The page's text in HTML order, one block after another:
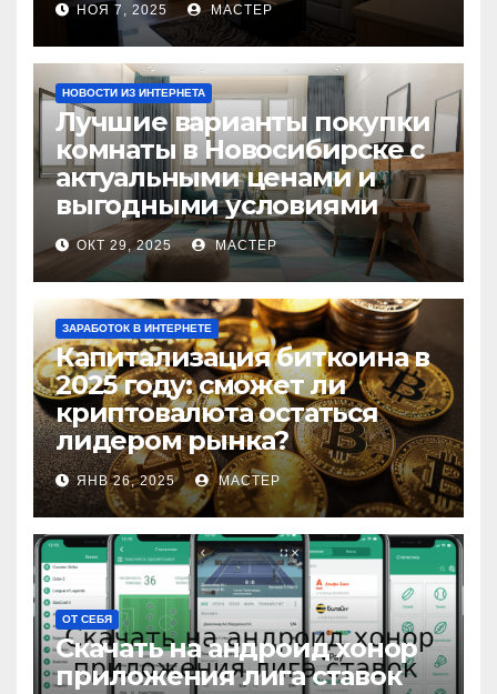
НОЯ 7, 2025 МАСТЕР
НОВОСТИ ИЗ ИНТЕРНЕТА
Лучшие варианты покупки
комнаты в Новосибирске с
актуальными ценами и
выгодными условиями
ОКТ 29, 2025 МАСТЕР
ЗАРАБОТОК В ИНТЕРНЕТЕ
Капитализация биткоина в
2025 году: сможет ли
криптовалюта остаться
лидером рынка?
ЯНВ 26, 2025 МАСТЕР
ОТ СЕБЯ
Скачать на андроид хонор
приложения лига ставок